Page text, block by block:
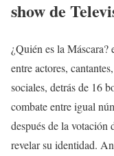
show de
¿Quién es la Máscara?
entre actores,
sociales, detrás de 16
combate entre igual
después de la votación
revelar su identidad.